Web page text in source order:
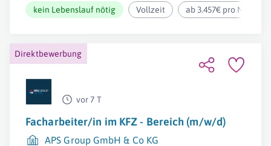
kein Lebenslauf nötig Vollzeit ab 3.457€ pro Monat
Direktbewerbung
vor 7 T
Facharbeiter/in im KFZ - Bereich (m/w/d)
APS Group GmbH & Co KG